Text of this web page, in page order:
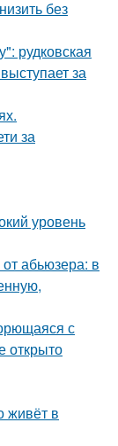
без
рудковская
за
за
уровень
абьюзера: в
с
открыто
живёт в